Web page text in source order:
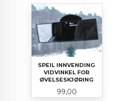
SPEIL INNVENDING
VIDVINKEL FOR
ØVELSESKJØRING
Pris
99,00